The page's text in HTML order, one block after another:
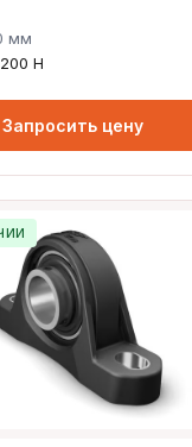
мм
Н
Запросить цену